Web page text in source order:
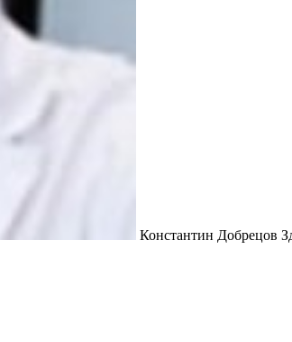
Константин Добрецов